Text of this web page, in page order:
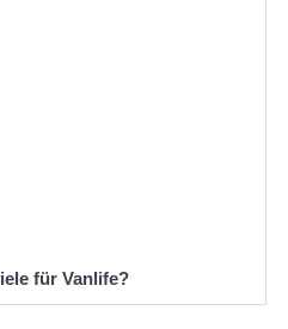
für Vanlife?